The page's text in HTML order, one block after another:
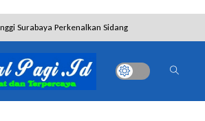
Surabaya Perkenalkan Sidang
Sosialisasikan Ketentuan Baru KUHAP
Ranto Hensa, Salim Himawan